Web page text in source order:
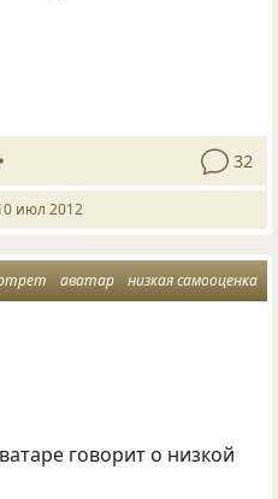
32
июл 2012
аватар низкая самооценка
говорит о низкой